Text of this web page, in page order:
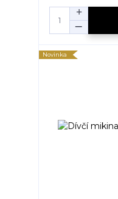
Novinka